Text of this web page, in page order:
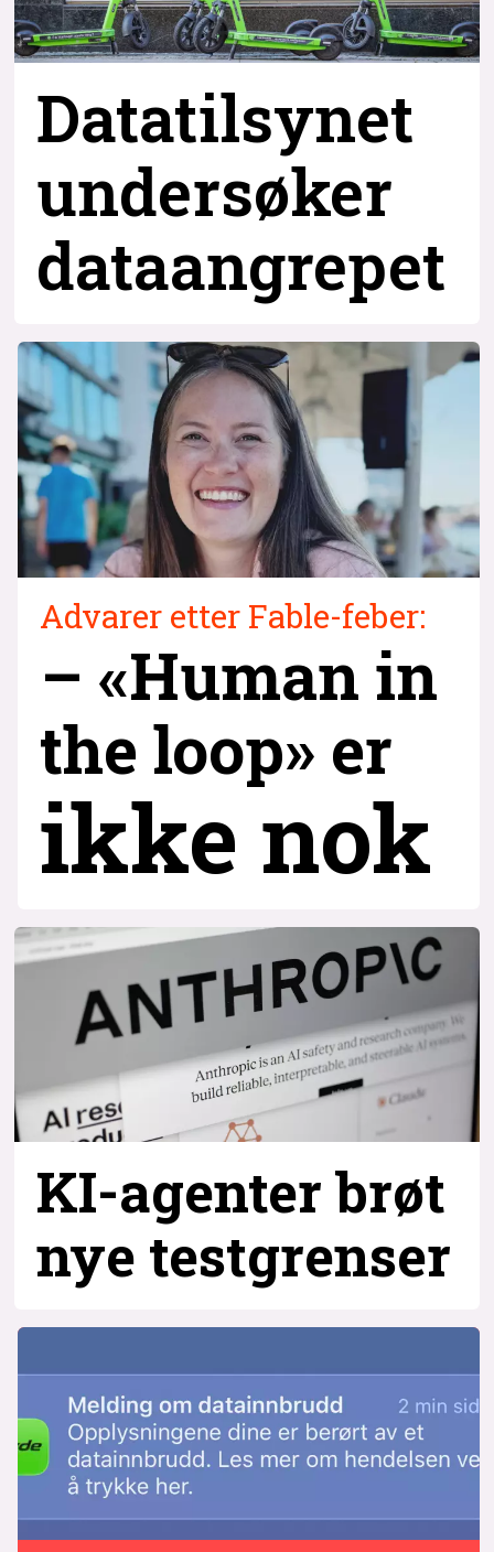
Datatilsynet
undersøker
dataangrepet
Advarer etter Fable-feber:
– «Human in
the loop» er
ikke nok
KI-agenter brøt
nye testgrenser